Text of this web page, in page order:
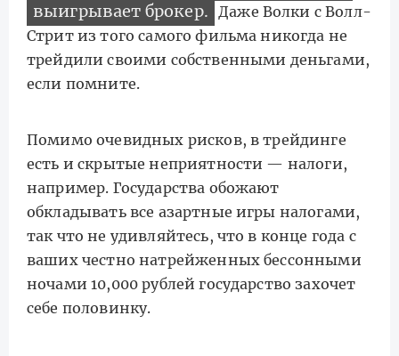
выигрывает брокер. Даже Волки с Волл-
Стрит из того самого фильма никогда не
трейдили своими собственными деньгами,
если помните.
Помимо очевидных рисков, в трейдинге
есть и скрытые неприятности — налоги,
например. Государства обожают
обкладывать все азартные игры налогами,
так что не удивляйтесь, что в конце года с
ваших честно натрейженных бессонными
ночами 10,000 рублей государство захочет
себе половинку.